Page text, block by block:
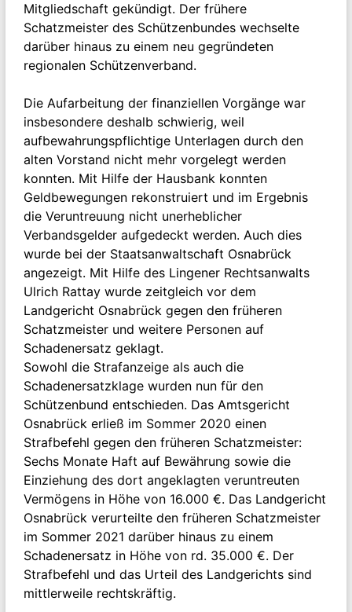
Mitgliedschaft gekündigt. Der frühere
Schatzmeister des Schützenbundes wechselte
darüber hinaus zu einem neu gegründeten
regionalen Schützenverband.
Die Aufarbeitung der finanziellen Vorgänge war
insbesondere deshalb schwierig, weil
aufbewahrungspflichtige Unterlagen durch den
alten Vorstand nicht mehr vorgelegt werden
konnten. Mit Hilfe der Hausbank konnten
Geldbewegungen rekonstruiert und im Ergebnis
die Veruntreuung nicht unerheblicher
Verbandsgelder aufgedeckt werden. Auch dies
wurde bei der Staatsanwaltschaft Osnabrück
angezeigt. Mit Hilfe des Lingener Rechtsanwalts
Ulrich Rattay wurde zeitgleich vor dem
Landgericht Osnabrück gegen den früheren
Schatzmeister und weitere Personen auf
Schadenersatz geklagt.
Sowohl die Strafanzeige als auch die
Schadenersatzklage wurden nun für den
Schützenbund entschieden. Das Amtsgericht
Osnabrück erließ im Sommer 2020 einen
Strafbefehl gegen den früheren Schatzmeister:
Sechs Monate Haft auf Bewährung sowie die
Einziehung des dort angeklagten veruntreuten
Vermögens in Höhe von 16.000 €. Das Landgericht
Osnabrück verurteilte den früheren Schatzmeister
im Sommer 2021 darüber hinaus zu einem
Schadenersatz in Höhe von rd. 35.000 €. Der
Strafbefehl und das Urteil des Landgerichts sind
mittlerweile rechtskräftig.